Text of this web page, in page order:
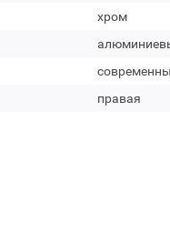
хром
правая